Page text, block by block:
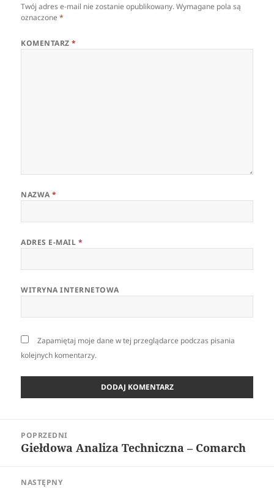
Twój adres e-mail nie zostanie opublikowany. Wymagane pola są
oznaczone*
KOMENTARZ*
NAZWA*
ADRES E-MAIL *
WITRYNA INTERNETOWA
Zapamiętaj moje dane w tej przeglądarce podczas pisania
kolejnych komentarzy.
wpisuPOPRZEDNI
Poprzedni
Giełdowa Analiza Techniczna – Comarch
NASTĘPNY